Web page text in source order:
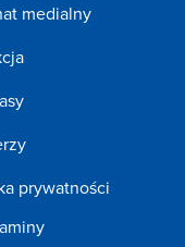
medialny
prywatności